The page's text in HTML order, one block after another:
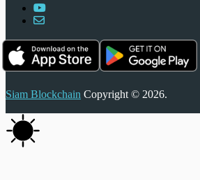
Siam Blockchain Copyright © 2026.